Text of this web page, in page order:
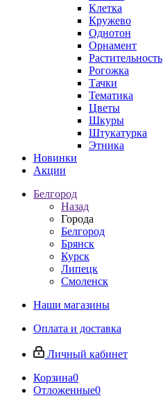
Клетка
Кружево
Однотон
Орнамент
Растительность
Рогожка
Тачки
Тематика
Цветы
Шкуры
Штукатурка
Этника
Новинки
Акции
Белгород
Назад
Города
Белгород
Брянск
Курск
Липецк
Смоленск
Наши магазины
Оплата и доставка
Личный кабинет
Корзина0
Отложенные0